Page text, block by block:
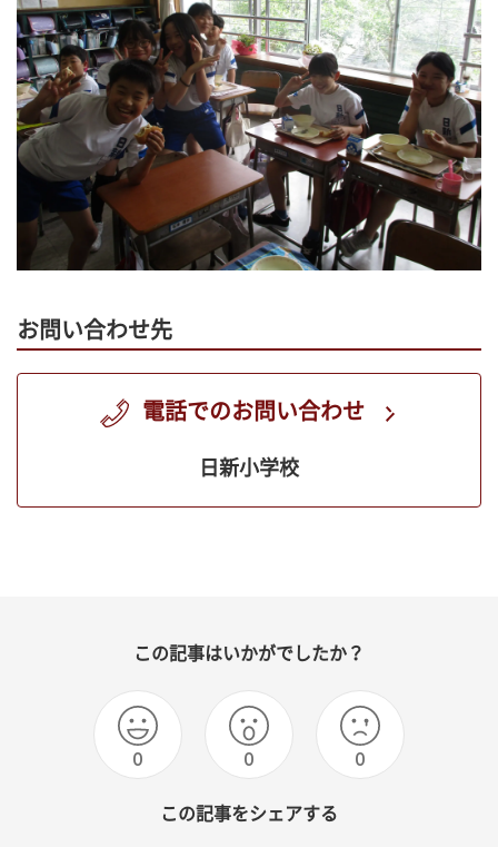
お問い合わせ先
電話でのお問い合わせ
日新小学校
この記事はいかがでしたか？
0 0 0
この記事をシェアする